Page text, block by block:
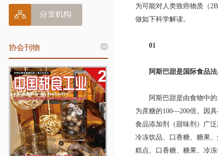
协会刊物
为可能对人类致癌物质（
做如下科学解读。
01
阿斯巴甜是国际食品法
阿斯巴甜是由食物中的
为蔗糖的100—200倍。因
食品添加剂（甜味剂）广
冷冻饮品、口香糖、糖果
糕点、口香糖、糖果、冷